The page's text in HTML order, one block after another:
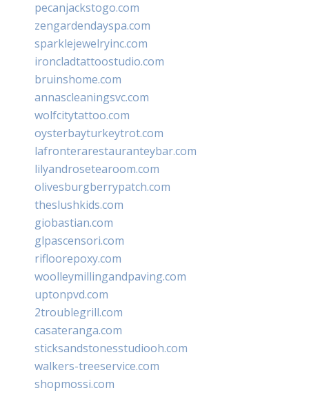
pecanjackstogo.com
zengardendayspa.com
sparklejewelryinc.com
ironcladtattoostudio.com
bruinshome.com
annascleaningsvc.com
wolfcitytattoo.com
oysterbayturkeytrot.com
lafronterarestauranteybar.com
lilyandrosetearoom.com
olivesburgberrypatch.com
theslushkids.com
giobastian.com
glpascensori.com
rifloorepoxy.com
woolleymillingandpaving.com
uptonpvd.com
2troublegrill.com
casateranga.com
sticksandstonesstudiooh.com
walkers-treeservice.com
shopmossi.com